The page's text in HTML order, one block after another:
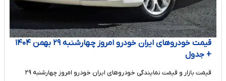
قیمت خودرو‌های ایران خودرو امروز چهارشنبه ۲۹ بهمن ۱۴۰۴
+ جدول
قیمت بازار و قیمت نمایندگی خودرو‌های ایران خودرو امروز چهارشنبه ۲۹